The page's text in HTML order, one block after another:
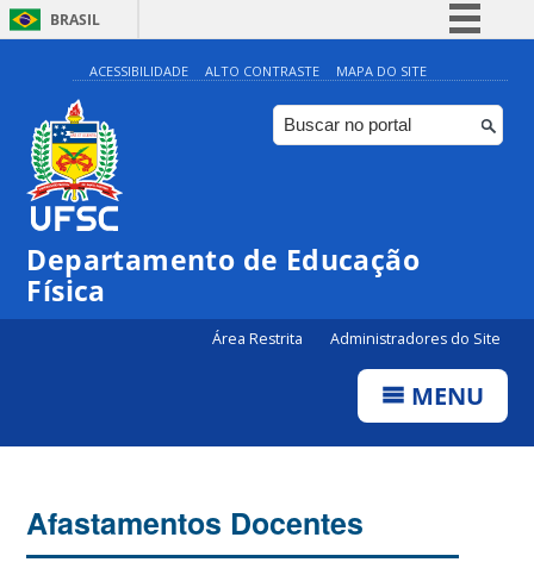
BRASIL
Simplifique!
Comunica BR
Participe
Canais
ACESSIBILIDADE ALTO CONTRASTE MAPA DO SITE
Departamento de Educação
Física
Área Restrita Administradores do Site
MENU
Afastamentos Docentes